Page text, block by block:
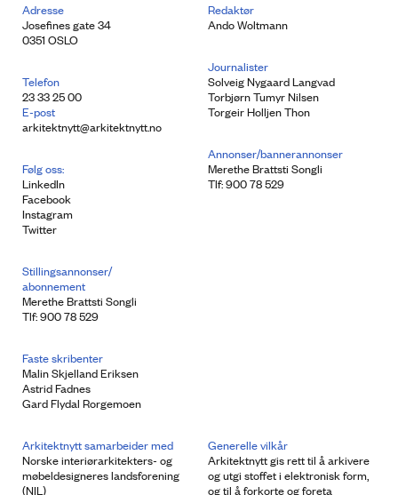
Adresse
Josefines gate 34
0351 OSLO
Telefon
23 33 25 00
E-post
arkitektnytt@arkitektnytt.no
Følg oss:
LinkedIn
Facebook
Instagram
Twitter
Redaktør
Ando Woltmann
Journalister
Solveig Nygaard Langvad
Torbjørn Tumyr Nilsen
Torgeir Holljen Thon
Annonser/bannerannonser
Merethe Brattsti Songli
Tlf: 900 78 529
Stillingsannonser/
abonnement
Merethe Brattsti Songli
Tlf: 900 78 529
Faste skribenter
Malin Skjelland Eriksen
Astrid Fadnes
Gard Flydal Rorgemoen
Arkitektnytt samarbeider med
Norske interiørarkitekters- og
møbeldesigneres landsforening
(NIL)
Generelle vilkår
Arkitektnytt gis rett til å arkivere
og utgi stoffet i elektronisk form,
og til å forkorte og foreta